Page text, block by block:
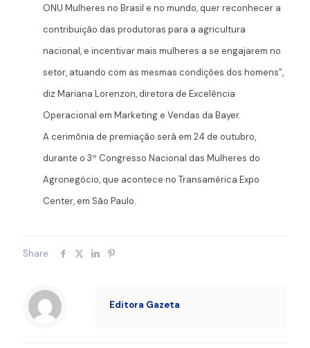
ONU Mulheres no Brasil e no mundo, quer reconhecer a
contribuição das produtoras para a agricultura
nacional, e incentivar mais mulheres a se engajarem no
setor, atuando com as mesmas condições dos homens”,
diz Mariana Lorenzon, diretora de Excelência
Operacional em Marketing e Vendas da Bayer.
A cerimônia de premiação será em 24 de outubro,
durante o 3º Congresso Nacional das Mulheres do
Agronegócio, que acontece no Transamérica Expo
Center, em São Paulo.
Share
Editora Gazeta